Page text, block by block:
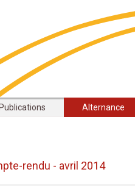
Publications Alternance
rendu - avril 2014